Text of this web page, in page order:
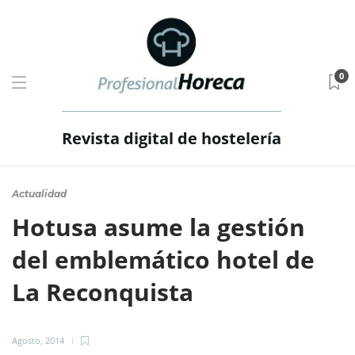
Revista digital de hostelería
0
Actualidad
Hotusa asume la gestión
del emblemático hotel de
La Reconquista
Agosto, 2014